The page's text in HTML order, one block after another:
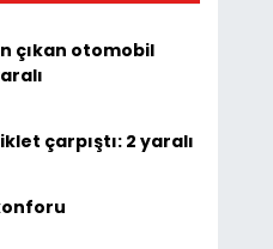
çıkan otomobil
çarpıştı: 2 yaralı